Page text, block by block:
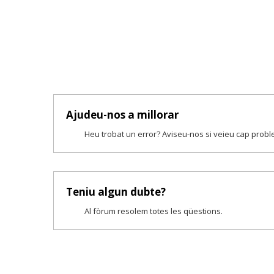
Ajudeu-nos a millorar
Heu trobat un error? Aviseu-nos si veieu cap
Teniu algun dubte?
Al fòrum resolem totes les qüestions.